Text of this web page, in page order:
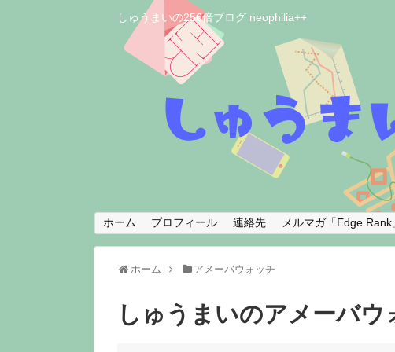
しゅうまいの256倍ブログ neophilia++
ホーム プロフィール 連絡先 メルマガ「Edge Rank
ホーム アメーバウォッチ
しゅうまいのアメーバ